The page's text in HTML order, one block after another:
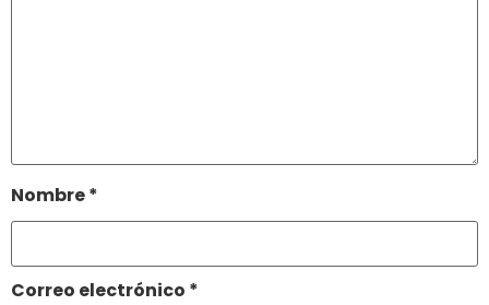
Nombre*
Correo electrónico *